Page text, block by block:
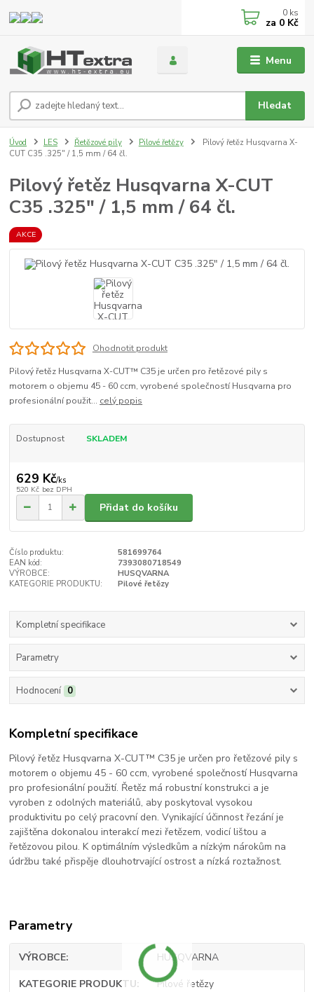
Menu
Hledat
0 ks
za 0 Kč
Úvod LES Řetězové pily Pilové řetězy
Pilový řetěz Husqvarna X-
CUT C35 .325" / 1,5 mm / 64 čl.
Pilový řetěz Husqvarna X-CUT
C35 .325" / 1,5 mm / 64 čl.
AKCE
Ohodnotit produkt
Pilový řetěz Husqvarna X-CUT™ C35 je určen pro řetězové pily s
motorem o objemu 45 - 60 ccm, vyrobené společností Husqvarna pro
profesionální použit... celý popis
Dostupnost SKLADEM
629 Kč/ks
520 Kč bez DPH
Přidat do košíku
Číslo produktu:
581699764
EAN kód:
7393080718549
VÝROBCE:
HUSQVARNA
KATEGORIE PRODUKTU:
Pilové řetězy
Kompletní specifikace
Parametry
Hodnocení 0
Kompletní specifikace
Pilový řetěz Husqvarna X-CUT™ C35 je určen pro řetězové pily s
motorem o objemu 45 - 60 ccm, vyrobené společností Husqvarna
pro profesionální použití. Řetěz má robustní konstrukci a je
vyroben z odolných materiálů, aby poskytoval vysokou
produktivitu po celý pracovní den. Vynikající účinnost řezání je
zajištěna dokonalou interakcí mezi řetězem, vodicí lištou a
řetězovou pilou. K optimálním výsledkům a nízkým nárokům na
údržbu také přispěje dlouhotrvající ostrost a nízká roztažnost.
Parametry
VÝROBCE HUSQVARNA
KATEGORIE PRODUKTU Pilové řetězy